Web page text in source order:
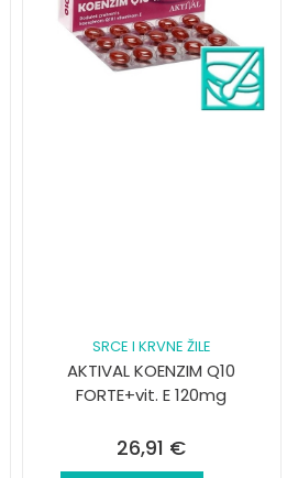
SRCE I KRVNE ŽILE
AKTIVAL KOENZIM Q10
FORTE+vit. E 120mg
26,91 €